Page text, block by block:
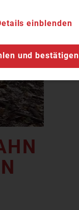
einblenden
und bestätigen